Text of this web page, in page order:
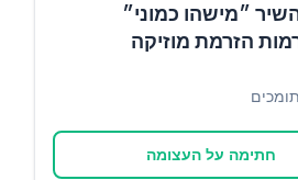
״מישהו כמוני״
הזרמת מוזיקה
תומכים
חתימה על העצומה